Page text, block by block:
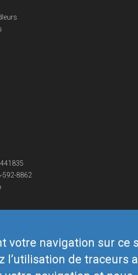
votre navigation sur ce
l’utilisation de traceurs
592-8862
Vie privée Back to top